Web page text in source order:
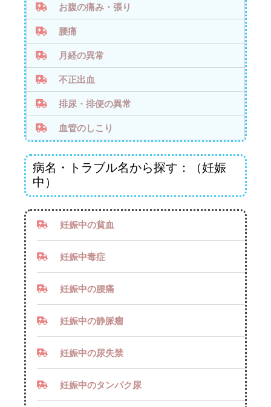
お腹の痛み・張り
腰痛
月経の異常
不正出血
排尿・排便の異常
血管のしこり
病名・トラブル名から探す：（妊娠
中）
妊娠中の貧血
妊娠中毒症
妊娠中の腰痛
妊娠中の静脈瘤
妊娠中の尿失禁
妊娠中のタンパク尿